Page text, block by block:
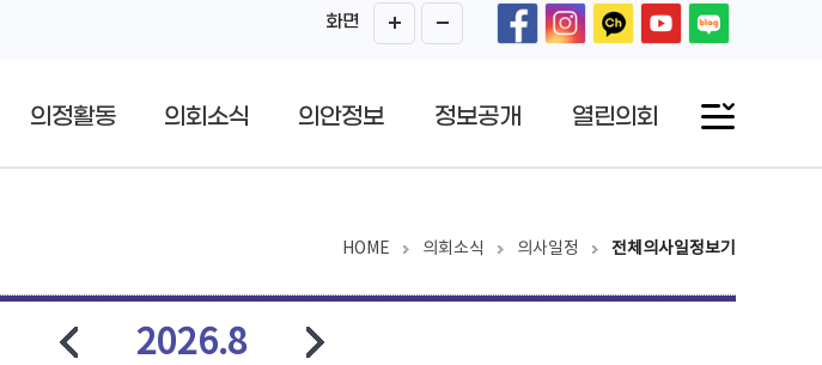
화면
의정활동 의회소식 의안정보 정보공개 열린의회
HOME 의회소식 의사일정 전체의사일정보기
2026.8